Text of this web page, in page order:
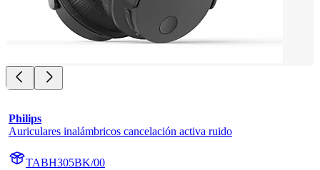
Philips
Auriculares inalámbricos cancelación activa ruido
TABH305BK/00